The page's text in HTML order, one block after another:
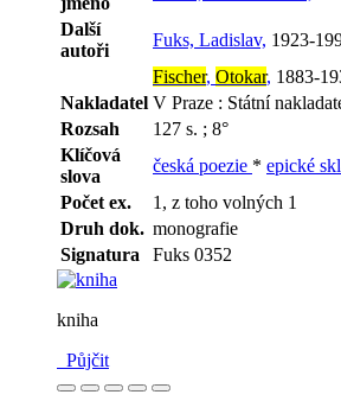
Další
autoři
Fuks, Ladislav, 1923-
Fischer, Otokar, 1883-
Nakladatel V Praze : Státní
Rozsah
127 s. ; 8°
Klíčová
slova
česká poezie * epické
Počet ex.
1, z toho volných 1
Druh dok. monografie
Signatura
Fuks 0352
kniha
Půjčit